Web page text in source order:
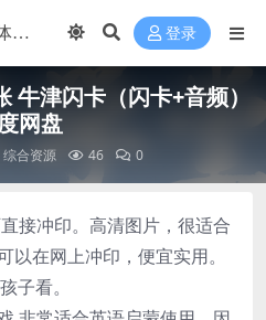
登录
牛津闪卡（闪卡+音频）
网盘
综合资源 46 0
冲印。高清图片，很适合
在网上冲印，便宜实用。
子看。